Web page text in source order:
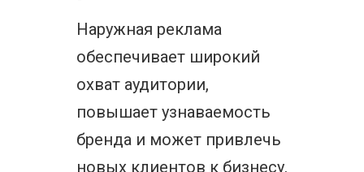
Наружная реклама
обеспечивает широкий
охват аудитории,
повышает узнаваемость
бренда и может привлечь
новых клиентов к бизнесу.